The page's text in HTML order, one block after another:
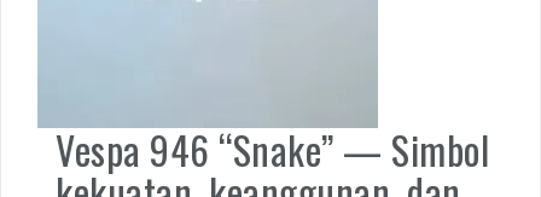
Vespa 946 “Snake” — Simbol